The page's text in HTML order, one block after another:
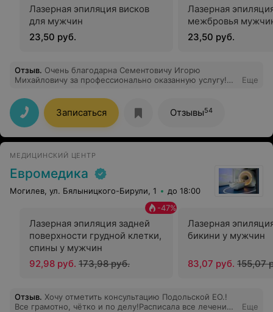
Лазерная эпиляция висков
для мужчин
23,50 руб.
Лазерная
межбровья
23,50 руб.
Отзыв. Очень благодарна Сементовичу Игорю
Михайловичу за профессионально оказанную услугу!
процедура прошла безболезненно, я в восторге! Очень
довольна, что обратилась именно к этому доктору и
именно в клинику "Прайв"! Спасибо Вам огромное!!!
Еще
Записаться Отзывы54
МЕДИЦИНСКИЙ ЦЕНТР
Евромедика
Могилев, ул. Бялыницкого-Бирули, 1 до 18:00
Лазерная эпиляция задней
поверхности грудной клетки,
спины у мужчин
-47%
92,98 руб. 173,98 руб.
Лазерная
бикини у мужчин
83,07 руб. 155,07
Отзыв. Хочу отметить консультацию Подольской ЕО.!
Все грамотно, чётко и по делу!Расписала все лечение
Еще